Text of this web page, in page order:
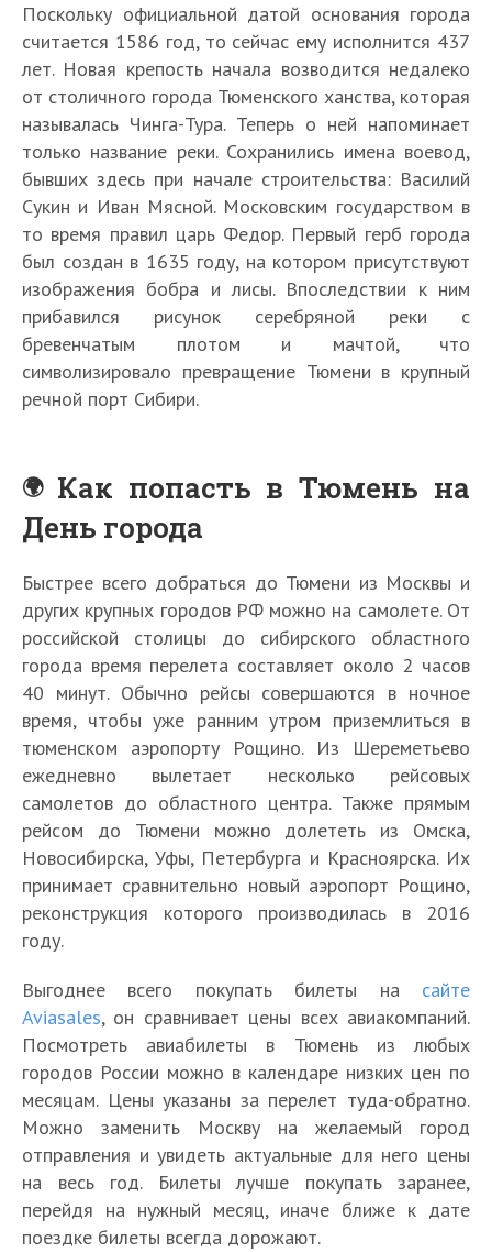
Поскольку официальной датой основания города
считается 1586 год, то сейчас ему исполнится 437
лет. Новая крепость начала возводится недалеко
от столичного города Тюменского ханства, которая
называлась Чинга-Тура. Теперь о ней напоминает
только название реки. Сохранились имена воевод,
бывших здесь при начале строительства: Василий
Сукин и Иван Мясной. Московским государством в
то время правил царь Федор. Первый герб города
был создан в 1635 году, на котором присутствуют
изображения бобра и лисы. Впоследствии к ним
прибавился рисунок серебряной реки с
бревенчатым плотом и мачтой, что
символизировало превращение Тюмени в крупный
речной порт Сибири.
Как попасть в Тюмень на
День города
Быстрее всего добраться до Тюмени из Москвы и
других крупных городов РФ можно на самолете. От
российской столицы до сибирского областного
города время перелета составляет около 2 часов
40 минут. Обычно рейсы совершаются в ночное
время, чтобы уже ранним утром приземлиться в
тюменском аэропорту Рощино. Из Шереметьево
ежедневно вылетает несколько рейсовых
самолетов до областного центра. Также прямым
рейсом до Тюмени можно долететь из Омска,
Новосибирска, Уфы, Петербурга и Красноярска. Их
принимает сравнительно новый аэропорт Рощино,
реконструкция которого производилась в 2016
году.
Выгоднее всего покупать билеты на сайте
Aviasales, он сравнивает цены всех авиакомпаний.
Посмотреть авиабилеты в Тюмень из любых
городов России можно в календаре низких цен по
месяцам. Цены указаны за перелет туда-обратно.
Можно заменить Москву на желаемый город
отправления и увидеть актуальные для него цены
на весь год. Билеты лучше покупать заранее,
перейдя на нужный месяц, иначе ближе к дате
поездке билеты всегда дорожают.